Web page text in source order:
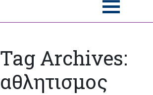
Tag Archives:
αθλητισμος